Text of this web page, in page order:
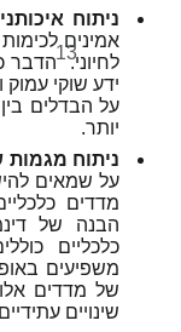
ניתוח
אמינים
לחיוני.13הדבר
ידע שוקי עמוק
על הבדלים
יותר.
ניתוח מגמות
על שמאים
מדדים
הבנה של
כלכליים
משפיעים
של מדדים
שינויים